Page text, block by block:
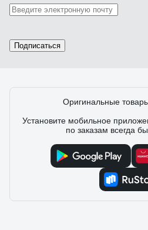
Отличное качество, удобная
Отзыв о WERA WE-008720
Качественный и проверенный
проскальзываюшая) рукоятка .
Подписаться
Оригинальные
Установите мобильное
по заказам всегда